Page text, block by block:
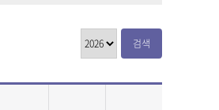
검색